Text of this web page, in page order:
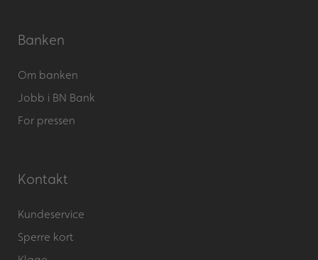
Banken
Om banken
Jobb i BN Bank
For pressen
Kontakt
Kundeservice
Sperre kort